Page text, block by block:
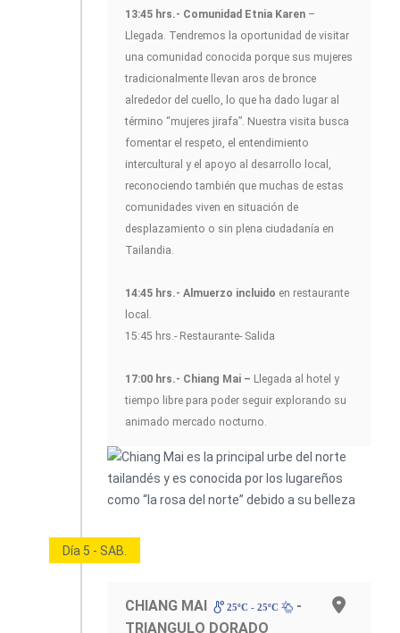
13:45 hrs.- Comunidad Etnia Karen –
Llegada. Tendremos la oportunidad de visitar
una comunidad conocida porque sus mujeres
tradicionalmente llevan aros de bronce
alrededor del cuello, lo que ha dado lugar al
término “mujeres jirafa”. Nuestra visita busca
fomentar el respeto, el entendimiento
intercultural y el apoyo al desarrollo local,
reconociendo también que muchas de estas
comunidades viven en situación de
desplazamiento o sin plena ciudadanía en
Tailandia.
14:45 hrs.- Almuerzo incluido en restaurante
local.
15:45 hrs.- Restaurante- Salida
17:00 hrs.- Chiang Mai – Llegada al hotel y
tiempo libre para poder seguir explorando su
animado mercado nocturno.
Día 5 - SAB.
CHIANG MAI 25ºC - 25ºC
-
TRIANGULO DORADO